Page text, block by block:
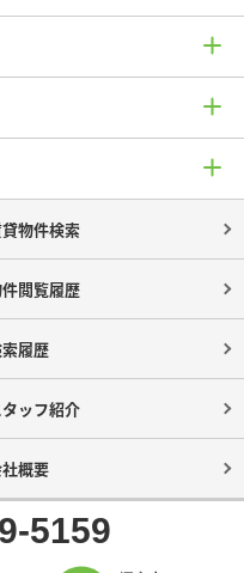
物件検索
閲覧履歴
履歴
ッフ紹介
概要
5159